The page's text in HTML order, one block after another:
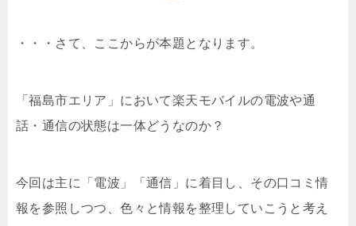
・・・さて、ここからが本題となります。
「福島市エリア」において楽天モバイルの電波や通
話・通信の状態は一体どうなのか？
今回は主に「電波」「通信」に着目し、その口コミ情
報を参照しつつ、色々と情報を整理していこうと考え